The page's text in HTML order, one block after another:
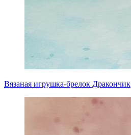
Вязаная игрушка-брелок Дракончик